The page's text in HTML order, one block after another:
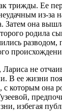
трижды. Ее
из-за
Затем она
родила
разводом,
не
В ее жизни
с которым она
избегая